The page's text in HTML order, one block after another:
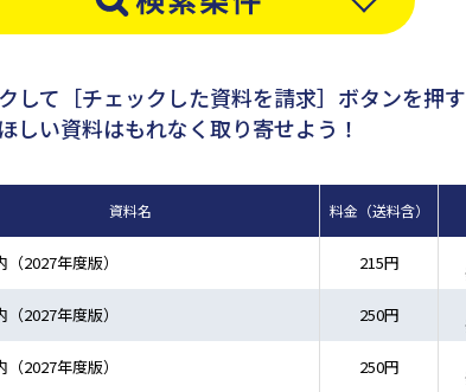
して［チェックした資料を請求］ボタンを押す
ほしい資料はもれなく取り寄せよう！
資料名 料金（送料含）
2027年度版） 215円
2027年度版） 250円
2027年度版） 250円